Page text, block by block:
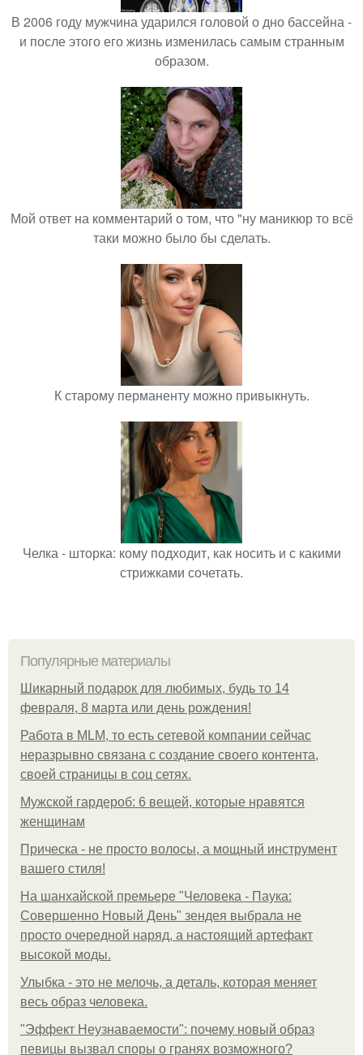
В 2006 году мужчина ударился головой о дно бассейна -
и после этого его жизнь изменилась самым странным
образом.
Мой ответ на комментарий о том, что "ну маникюр то всё
таки можно было бы сделать.
К старому перманенту можно привыкнуть.
Челка - шторка: кому подходит, как носить и с какими
стрижками сочетать.
Популярные материалы
Шикарный подарок для любимых, будь то 14
февраля, 8 марта или день рождения!
Работа в MLM, то есть сетевой компании сейчас
неразрывно связана с создание своего контента,
своей страницы в соц сетях.
Мужской гардероб: 6 вещей, которые нравятся
женщинам
Прическа - не просто волосы, а мощный инструмент
вашего стиля!
На шанхайской премьере "Человека - Паука:
Совершенно Новый День" зендея выбрала не
просто очередной наряд, а настоящий артефакт
высокой моды.
Улыбка - это не мелочь, а деталь, которая меняет
весь образ человека.
"Эффект Неузнаваемости": почему новый образ
певицы вызвал споры о гранях возможного?